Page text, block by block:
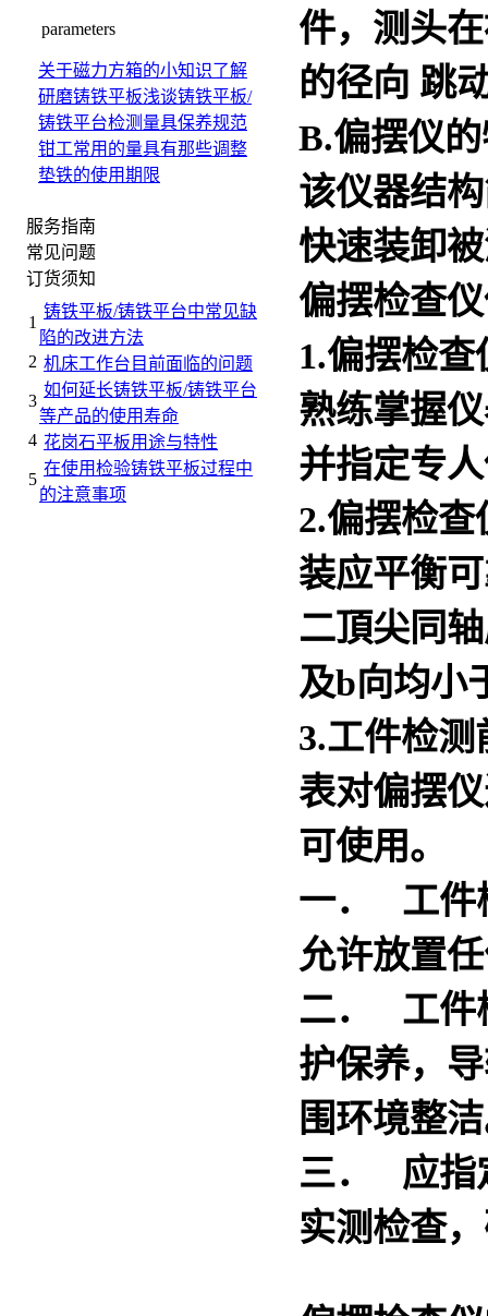
parameters
关于磁力方箱的小知识了解
研磨铸铁平板浅谈铸铁平板/
铸铁平台检测量具保养规范
钳工常用的量具有那些调整
垫铁的使用期限
服务指南
常见问题
订货须知
1
铸铁平板/铸铁平台中常见缺
陷的改进方法
2 机床工作台目前面临的问题
3
如何延长铸铁平板/铸铁平台
等产品的使用寿命
4 花岗石平板用途与特性
5
在使用检验铸铁平板过程中
的注意事项
件，测头
的径向 跳
B.偏摆仪
该仪器结
快速装卸
偏摆检查
1.偏摆检
熟练掌握
并指定专
2.偏摆检
装应平衡
二頂尖同
及b向均小
3.工件检
表对偏摆
可使用。
一． 工件
允许放置
二． 工件
护保养，
围环境整
三． 应指
实测检查